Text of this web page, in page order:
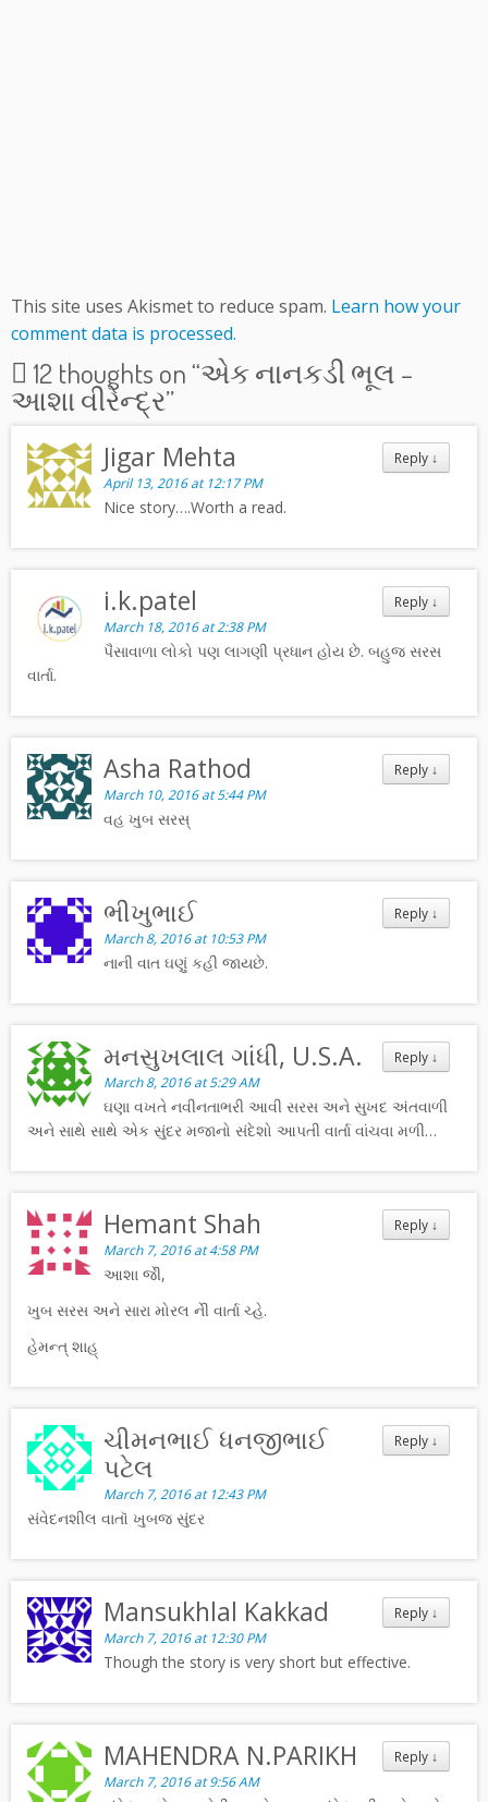
This site uses Akismet to reduce spam. Learn how your
comment data is processed.
12 thoughts on “એક નાનકડી ભૂલ –
આશા વીરેન્દ્ર”
Reply ↓
Jigar Mehta
April 13, 2016 at 12:17 PM
Nice story….Worth a read.
Reply ↓
i.k.patel
March 18, 2016 at 2:38 PM
પૈસાવાળા લોકો પણ લાગણી પ્રધાન હોય છે. બહુજ સરસ
વાર્તા.
Reply ↓
Asha Rathod
March 10, 2016 at 5:44 PM
વહ ખુબ સરસ્
Reply ↓
ભીખુભાઈ
March 8, 2016 at 10:53 PM
નાની વાત ઘણું કહી જાયછે.
Reply ↓
મનસુખલાલ ગાંધી, U.S.A.
March 8, 2016 at 5:29 AM
ઘણા વખતે નવીનતાભરી આવી સરસ અને સુખદ અંતવાળી
અને સાથે સાથે એક સુંદર મજાનો સંદેશો આપતી વાર્તા વાંચવા મળી…
Reply ↓
Hemant Shah
March 7, 2016 at 4:58 PM
આશા જેી,
ખુબ સરસ અને સારા મોરલ નેી વાર્તા ચ્હે.
હેમન્ત્ શાહ્
Reply ↓
ચીમનભાઈ ધનજીભાઈ
પટેલ
March 7, 2016 at 12:43 PM
સંવેદનશીલ વાતૉ ખુબજ સુંદર
Reply ↓
Mansukhlal Kakkad
March 7, 2016 at 12:30 PM
Though the story is very short but effective.
Reply ↓
MAHENDRA N.PARIKH
March 7, 2016 at 9:56 AM